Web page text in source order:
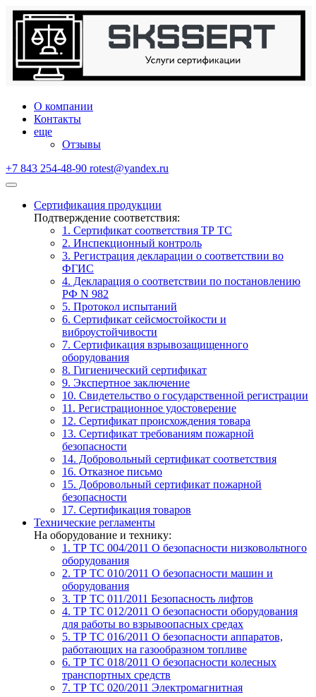
О компании
Контакты
еще
Отзывы
+7 843 254-48-90 rotest@yandex.ru
Сертификация продукции
Подтверждение соответствия:
1. Сертификат соответствия ТР ТС
2. Инспекционный контроль
3. Регистрация декларации о соответствии во
ФГИС
4. Декларация о соответствии по постановлению
РФ N 982
5. Протокол испытаний
6. Сертификат сейсмостойкости и
виброустойчивости
7. Сертификация взрывозащищенного
оборудования
8. Гигиенический сертификат
9. Экспертное заключение
10. Свидетельство о государственной регистрации
11. Регистрационное удостоверение
12. Сертификат происхождения товара
13. Сертификат требованиям пожарной
безопасности
14. Добровольный сертификат соответствия
16. Отказное письмо
15. Добровольный сертификат пожарной
безопасности
17. Сертификация товаров
Технические регламенты
На оборудование и технику:
1. ТР ТС 004/2011 О безопасности низковольтного
оборудования
2. ТР ТС 010/2011 О безопасности машин и
оборудования
3. ТР ТС 011/2011 Безопасность лифтов
4. ТР ТС 012/2011 О безопасности оборудования
для работы во взрывоопасных средах
5. ТР ТС 016/2011 О безопасности аппаратов,
работающих на газообразном топливе
6. ТР ТС 018/2011 О безопасности колесных
транспортных средств
7. TР ТС 020/2011 Электромагнитная